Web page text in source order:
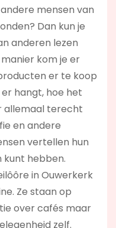
mensen van
Dan kun je
anderen lezen
kom je er
er te koop
hangt, hoe het
allemaal terecht
en andere
vertellen hun
kunt hebben.
in Ouwerkerk
Ze staan op
over cafés maar
zelf.